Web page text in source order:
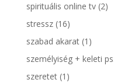
spirituális online tv(2)
stressz(16)
szabad akarat(1)
személyiség + keleti
szeretet(1)